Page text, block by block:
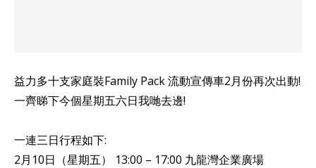
益力多十支家庭裝Family Pack 流動宣傳車2月份再次出動!
一齊睇下今個星期五六日我哋去邊!
一連三日行程如下:
2月10日（星期五） 13:00 – 17:00 九龍灣企業廣場